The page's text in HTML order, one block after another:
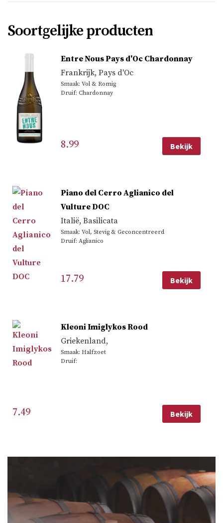
Soortgelijke producten
Entre Nous Pays d'Oc Chardonnay
Frankrijk, Pays d'Oc
Smaak: Vol & Romig
Druif: Chardonnay
8.99 Bekijk
Piano del Cerro Aglianico del
Vulture DOC
Italië, Basilicata
Smaak: Vol, Stevig & Geconcentreerd
Druif: Aglianico
17.79 Bekijk
Kleoni Imiglykos Rood
Griekenland,
Smaak: Halfzoet
Druif:
7.49 Bekijk